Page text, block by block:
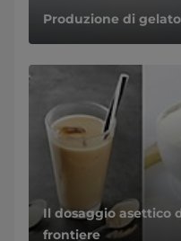
Produzione di
Il dosaggio asettico
frontiere